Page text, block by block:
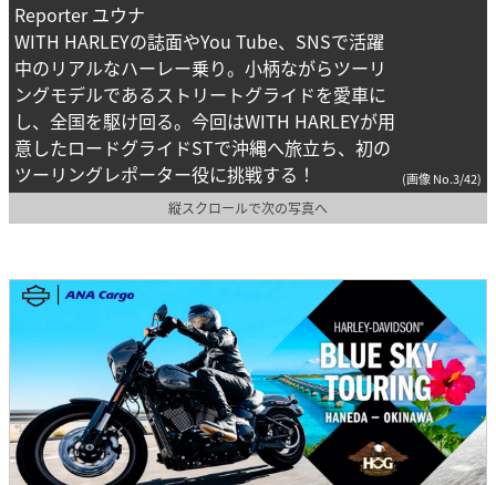
Reporter ユウナ
WITH HARLEYの誌面やYou Tube、SNSで活躍
中のリアルなハーレー乗り。小柄ながらツーリ
ングモデルであるストリートグライドを愛車に
し、全国を駆け回る。今回はWITH HARLEYが用
意したロードグライドSTで沖縄へ旅立ち、初の
ツーリングレポーター役に挑戦する！
(画像 No.3/42)
縦スクロールで次の写真へ